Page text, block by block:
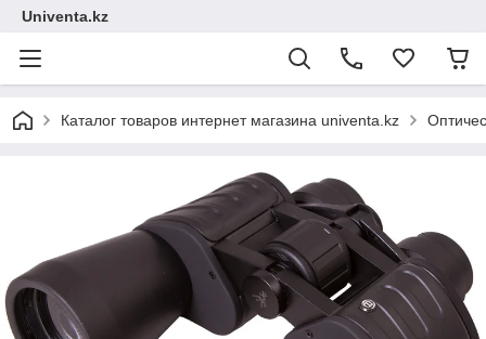
Univenta.kz
Каталог товаров интернет магазина univenta.kz